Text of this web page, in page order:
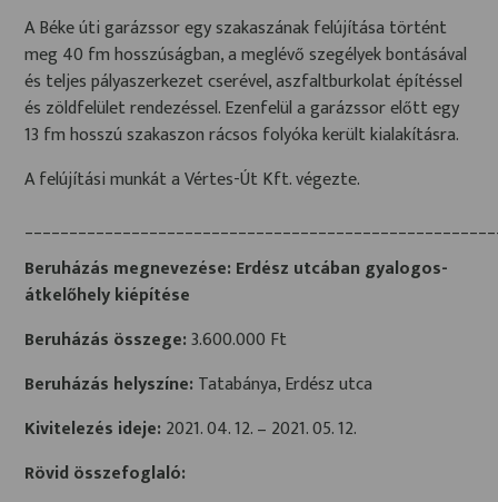
A Béke úti garázssor egy szakaszának felújítása történt
meg 40 fm hosszúságban, a meglévő szegélyek bontásával
és teljes pályaszerkezet cserével, aszfaltburkolat építéssel
és zöldfelület rendezéssel. Ezenfelül a garázssor előtt egy
13 fm hosszú szakaszon rácsos folyóka került kialakításra.
A felújítási munkát a Vértes-Út Kft. végezte.
Beruházás megnevezése: Erdész utcában gyalogos-
átkelőhely kiépítése
Beruházás összege:3.600.000 Ft
Beruházás helyszíne: Tatabánya, Erdész utca
Kivitelezés ideje: 2021. 04. 12. – 2021. 05. 12.
Rövid összefoglaló: